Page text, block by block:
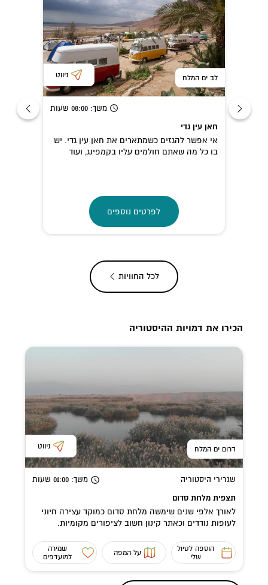
לב ים המלח ניווט
משך: 08:00 שעות
חאן עין גדי
אי אפשר להגזים כשמתארים את חאן עין גדי. יש
בו כל מה שאתם חולמים עליו בקמפינג, ועוד
לפרטים נוספים
לכל החוויות
הכירו את דמויות ההיסטוריה
דרום ים המלח ניווט
שגרירי היסטוריה משך: 01:00 שעות
תצפית מלחת סדום
לאורך אלפי שנים שימשה מלחת סדום כמוקד עצירה חיוני
לעופות נודדים וכאתר קינון חשוב לציפורים מקומיות.
הוספה לטיול
שלי
על המפה
שמירה
למועדפים